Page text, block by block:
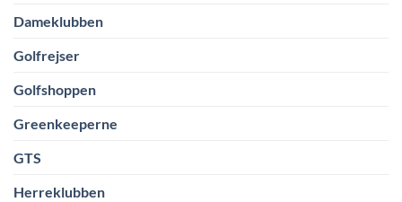
Dameklubben
Golfrejser
Golfshoppen
Greenkeeperne
GTS
Herreklubben